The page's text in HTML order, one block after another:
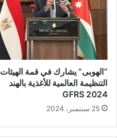
“الهوبى” يشارك في قمة الهيئات
التنظيمة العالمية للأغذية بالهند
GFRS 2024
25 سبتمبر، 2024